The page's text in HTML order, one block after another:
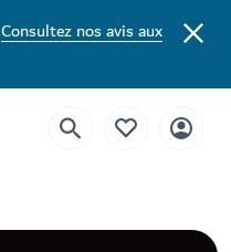
Consultez nos avis aux